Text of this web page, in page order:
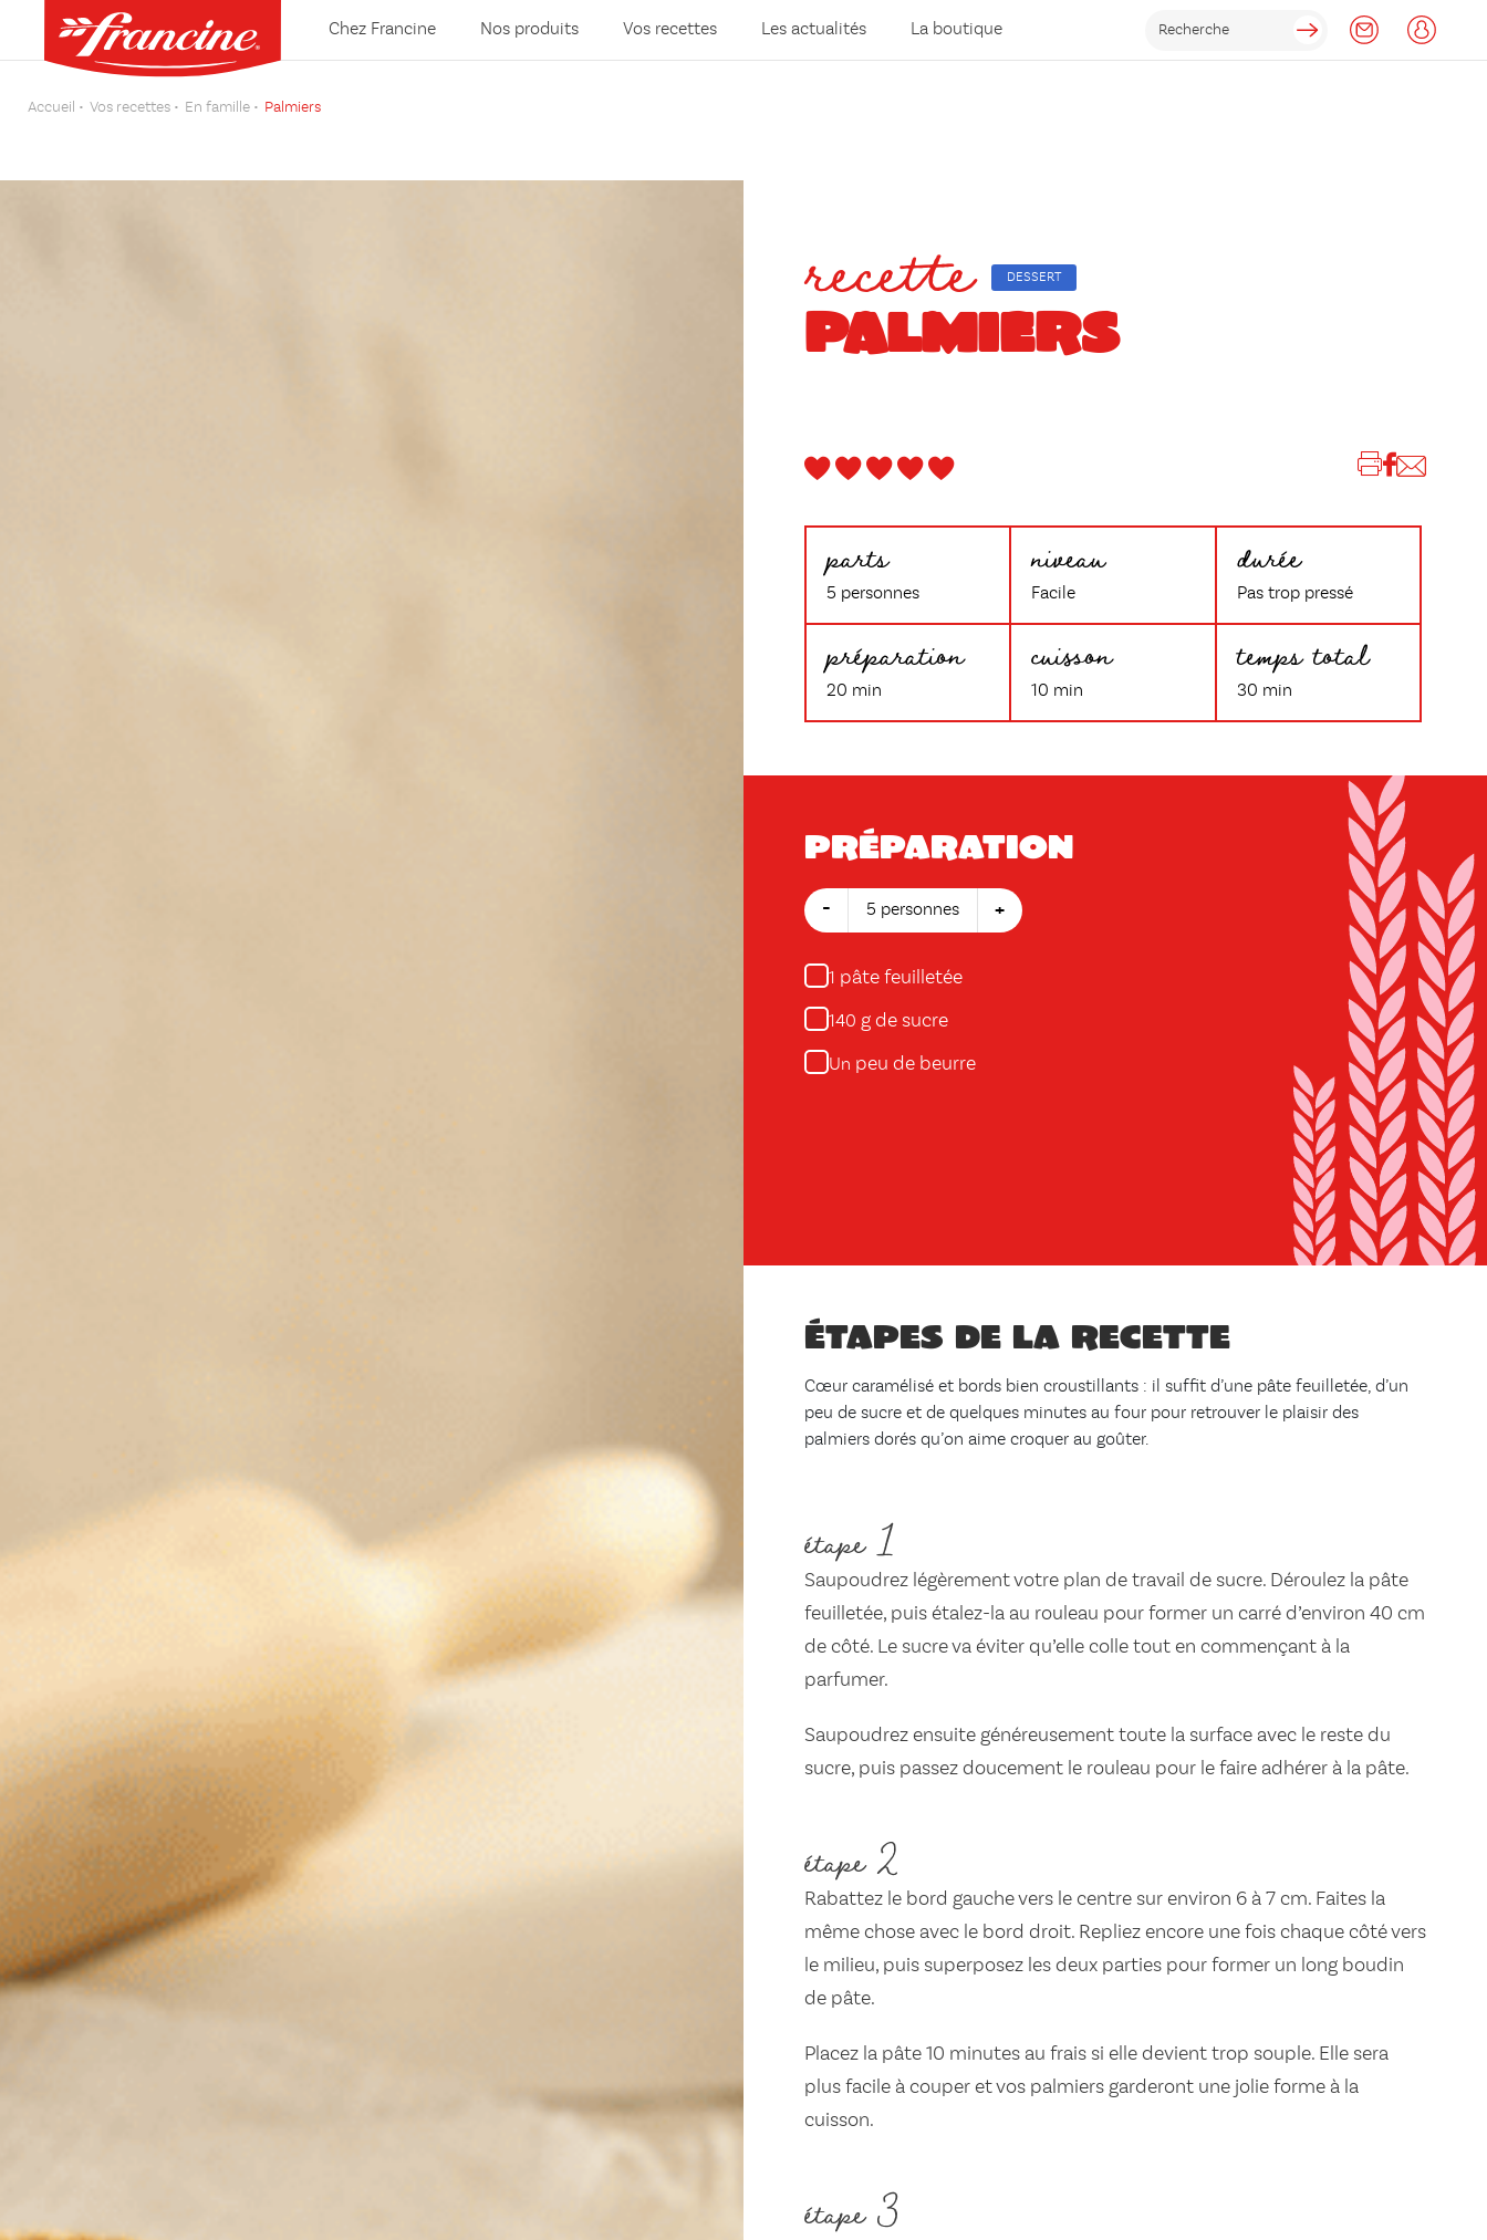
Chez Francine Nos produits Vos recettes Les actualités La boutique
Accueil Vos recettes En famille Palmiers
recette DESSERT
PALMIERS
parts
5 personnes
niveau
Facile
durée
Pas trop pressé
préparation
20 min
cuisson
10 min
temps total
30 min
Préparation
- 5 personnes +
1 pâte feuilletée
140 g de sucre
Un peu de beurre
Étapes de la recette
Cœur caramélisé et bords bien croustillants : il suffit d’une pâte feuilletée, d’un
peu de sucre et de quelques minutes au four pour retrouver le plaisir des
palmiers dorés qu’on aime croquer au goûter.
étape 1
Saupoudrez légèrement votre plan de travail de sucre. Déroulez la pâte
feuilletée, puis étalez-la au rouleau pour former un carré d’environ 40 cm
de côté. Le sucre va éviter qu’elle colle tout en commençant à la
parfumer.
Saupoudrez ensuite généreusement toute la surface avec le reste du
sucre, puis passez doucement le rouleau pour le faire adhérer à la pâte.
étape 2
Rabattez le bord gauche vers le centre sur environ 6 à 7 cm. Faites la
même chose avec le bord droit. Repliez encore une fois chaque côté vers
le milieu, puis superposez les deux parties pour former un long boudin
de pâte.
Placez la pâte 10 minutes au frais si elle devient trop souple. Elle sera
plus facile à couper et vos palmiers garderont une jolie forme à la
cuisson.
étape 3